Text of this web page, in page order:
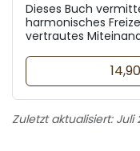
Dieses Buch
harmonisches
vertrautes
Zuletzt aktualisiert: Juli